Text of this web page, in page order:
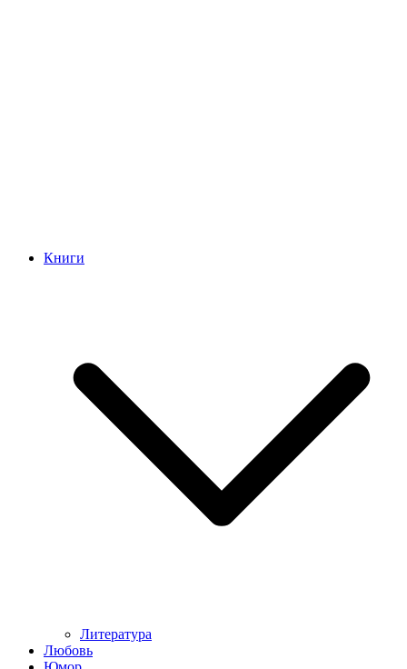
Книги
Литература
Любовь